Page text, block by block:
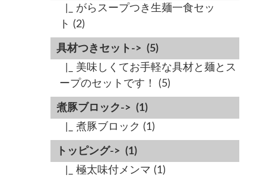
|_ がらスープつき生麺一食セッ
ト (2)
具材つきセット-> (5)
|_ 美味しくてお手軽な具材と麺とス
ープのセットです！
(5)
煮豚ブロック-> (1)
|_ 煮豚ブロック (1)
トッピング-> (1)
|_ 極太味付メンマ (1)